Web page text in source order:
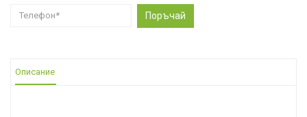
Поръчай
Описание